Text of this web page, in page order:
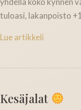
tuloasi, lakanpoisto
Lue artikkeli
Kesäjalat